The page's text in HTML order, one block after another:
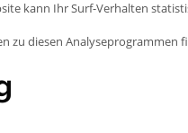
kann Ihr Surf-Verhalten
zu diesen Analyseprogrammen